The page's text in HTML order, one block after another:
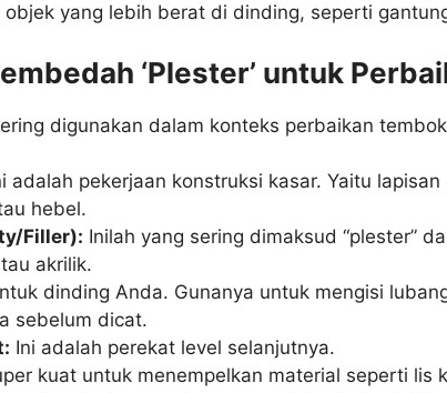
yang lebih berat di dinding, seperti
‘Plester’ untuk
digunakan dalam konteks perbaikan
adalah pekerjaan konstruksi kasar. Yaitu
hebel.
Filler): Inilah yang sering dimaksud “plester”
akrilik.
dinding Anda. Gunanya untuk mengisi
sebelum dicat.
Ini adalah perekat level selanjutnya.
kuat untuk menempelkan material seperti lis